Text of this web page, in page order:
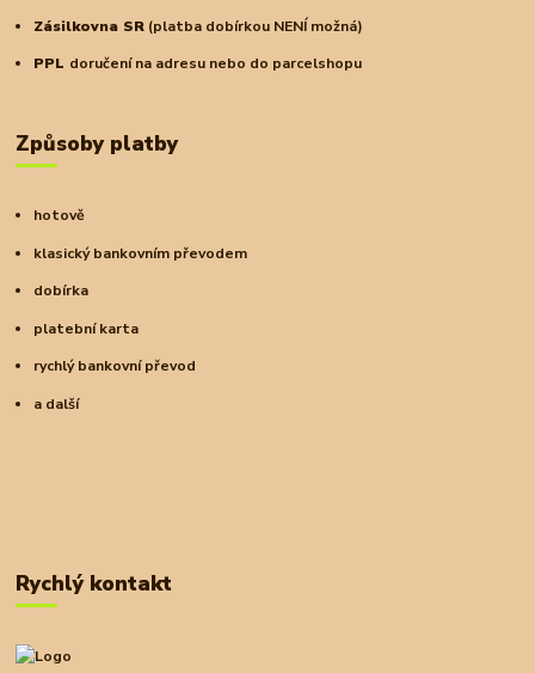
Zásilkovna SR (platba dobírkou NENÍ možná)
PPL doručení na adresu nebo do parcelshopu
Způsoby platby
hotově
klasický bankovním převodem
dobírka
platební karta
rychlý bankovní převod
a další
Rychlý kontakt